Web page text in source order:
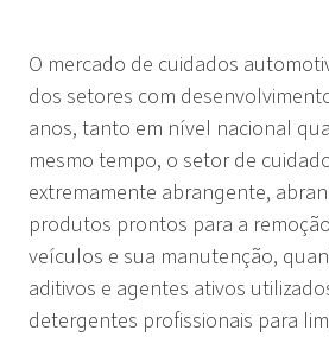
O mercado de cuidados
dos setores com
anos, tanto em nível nacional
mesmo tempo, o setor de
extremamente abrangente,
produtos prontos para a
veículos e sua manutenção,
aditivos e agentes ativos
detergentes profissionais para